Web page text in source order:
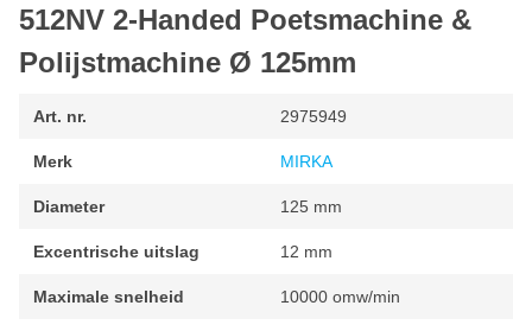
makkelijk op te bergen door de ophangbeugel
Technische gegevens:
Afmeting steunschijf: 125 mm
Uitslag: 12 mm
Luchtverbruik: 594 L / min
Geluidsniveau: 81 dB(A)
512NV 2-Handed Poetsmachine &
Polijstmachine Ø 125mm
Art. nr. 2975949
Merk MIRKA
Diameter 125 mm
Excentrische uitslag 12 mm
Maximale snelheid 10000 omw/min